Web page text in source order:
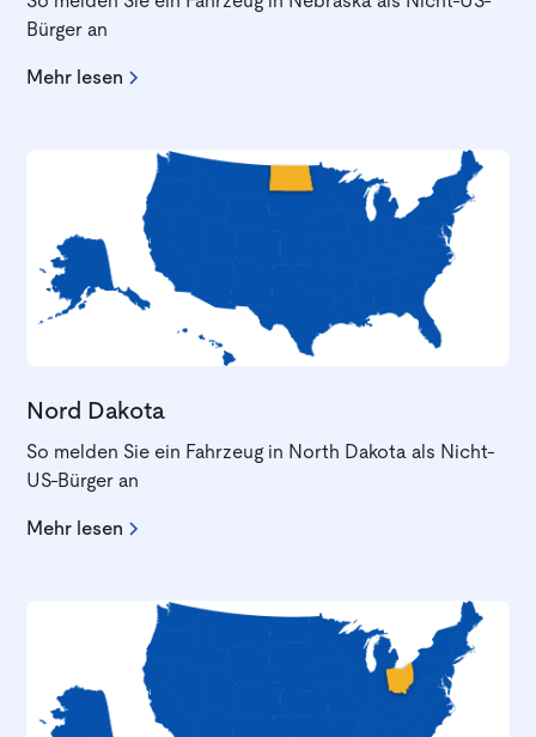
Bürger an
Mehr lesen
Nord Dakota
So melden Sie ein Fahrzeug in North Dakota als Nicht-
US-Bürger an
Mehr lesen